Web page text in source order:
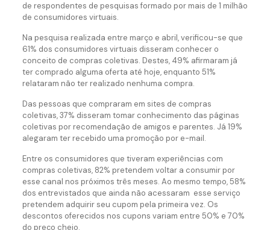
de respondentes de pesquisas formado por mais de 1 milhão
de consumidores virtuais.
Na pesquisa realizada entre março e abril, verificou-se que
61% dos consumidores virtuais disseram conhecer o
conceito de compras coletivas. Destes, 49% afirmaram já
ter comprado alguma oferta até hoje, enquanto 51%
relataram não ter realizado nenhuma compra.
Das pessoas que compraram em sites de compras
coletivas, 37% disseram tomar conhecimento das páginas
coletivas por recomendação de amigos e parentes. Já 19%
alegaram ter recebido uma promoção por e-mail.
Entre os consumidores que tiveram experiências com
compras coletivas, 82% pretendem voltar a consumir por
esse canal nos próximos três meses. Ao mesmo tempo, 58%
dos entrevistados que ainda não acessaram esse serviço
pretendem adquirir seu cupom pela primeira vez. Os
descontos oferecidos nos cupons variam entre 50% e 70%
do preço cheio.